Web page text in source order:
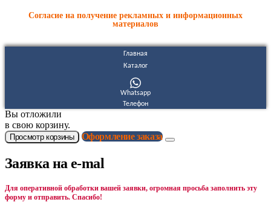
Согласие на получение рекламных и информационных
материалов
Главная
Каталог
Whatsapp
Телефон
Вы отложили
в свою корзину.
Просмотр корзины Оформление заказа
Заявка на e-mal
Для оперативной обработки вашей заявки, огромная просьба заполнить эту
форму и отправить. Спасибо!